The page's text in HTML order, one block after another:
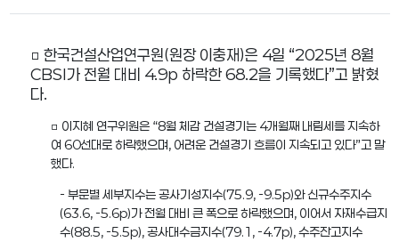
□ 한국건설산업연구원(원장 이충재)은 4일 “2025년 8월
CBSI가 전월 대비 4.9p 하락한 68.2을 기록했다”고 밝혔
다.
□ 이지혜 연구위원은 “8월 체감 건설경기는 4개월째 내림세를 지속하
여 60선대로 하락했으며, 어려운 건설경기 흐름이 지속되고 있다”고 말
했다.
- 부문별 세부지수는 공사기성지수(75.9, -9.5p)와 신규수주지수
(63.6, -5.6p)가 전월 대비 큰 폭으로 하락했으며, 이어서 자재수급지
수(88.5, -5.5p), 공사대수금지수(79.1, -4.7p), 수주잔고지수